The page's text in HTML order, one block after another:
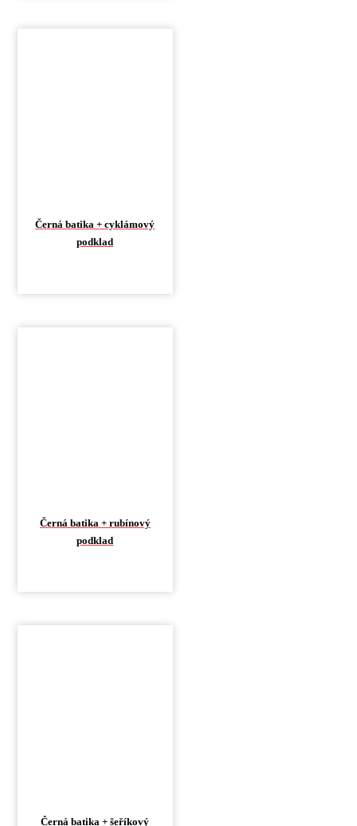
Černá batika + cyklámový
podklad
Černá batika + rubínový
podklad
Černá batika + šeříkový